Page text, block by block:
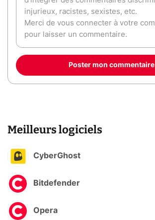
Poster mon commentaire
Meilleurs logiciels
CyberGhost
Bitdefender
Opera